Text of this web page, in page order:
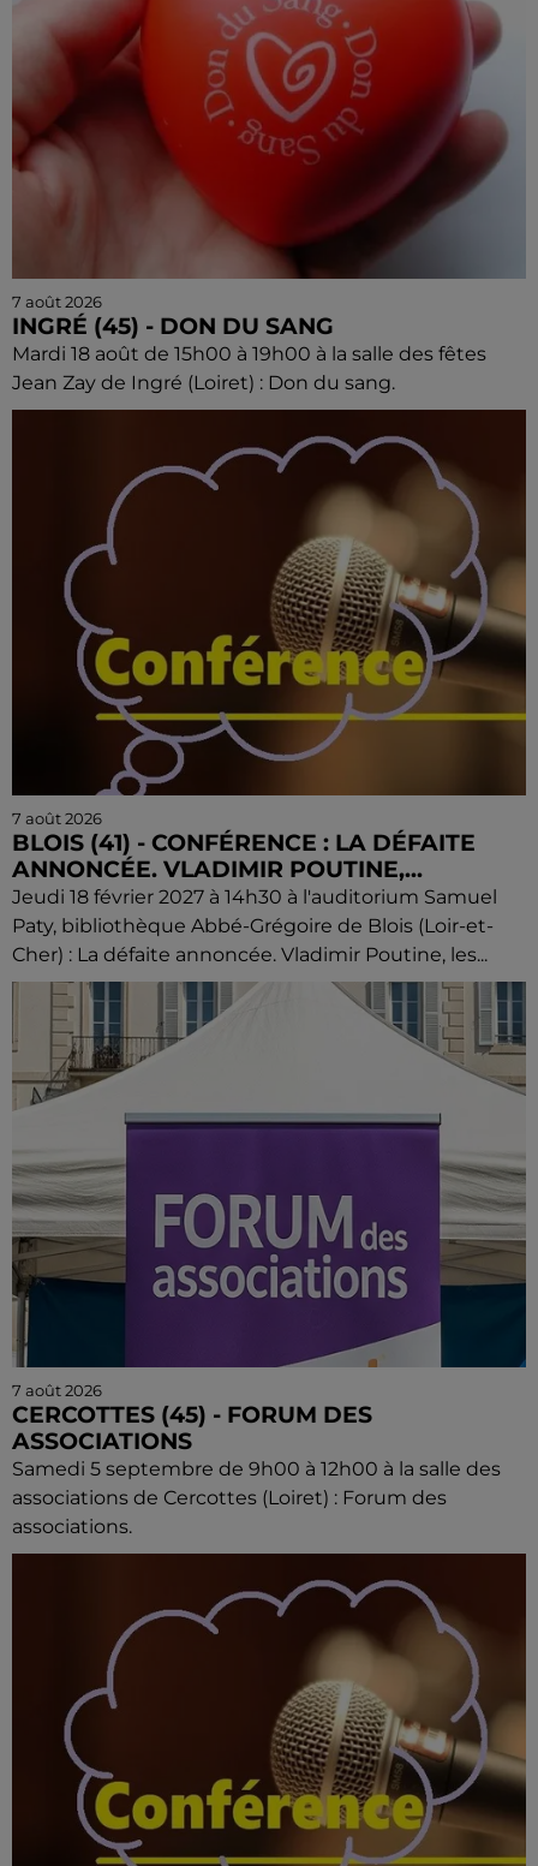
7 août 2026
INGRÉ (45) - DON DU SANG
Mardi 18 août de 15h00 à 19h00 à la salle des fêtes
Jean Zay de Ingré (Loiret) : Don du sang.
7 août 2026
BLOIS (41) - CONFÉRENCE : LA DÉFAITE
ANNONCÉE. VLADIMIR POUTINE,...
Jeudi 18 février 2027 à 14h30 à l'auditorium Samuel
Paty, bibliothèque Abbé-Grégoire de Blois (Loir-et-
Cher) : La défaite annoncée. Vladimir Poutine, les...
7 août 2026
CERCOTTES (45) - FORUM DES
ASSOCIATIONS
Samedi 5 septembre de 9h00 à 12h00 à la salle des
associations de Cercottes (Loiret) : Forum des
associations.